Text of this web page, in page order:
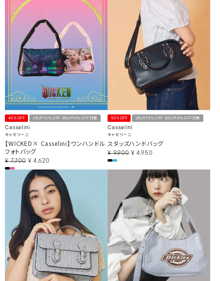
40%OFF 2BUY10％OFF 3BUY15％OFF対象
Casselini
キャセリーニ
【WICKED× Casselini】ワンハンドル
フォトバッグ
¥ 7,700 ¥ 4,620
50%OFF 2BUY10％OFF 3BUY15％OFF対象
Casselini
キャセリーニ
スタッズハンドバッグ
¥ 9,900 ¥ 4,950